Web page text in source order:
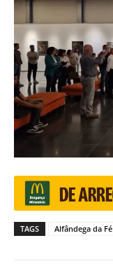
TAGS Alfândega da Fé